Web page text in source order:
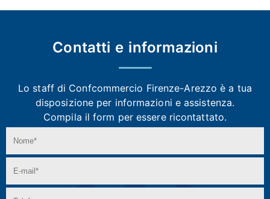
Contatti e informazioni
Lo staff di Confcommercio Firenze-Arezzoè a tua
disposizione per informazioni e assistenza.
Compila il form per essere ricontattato.